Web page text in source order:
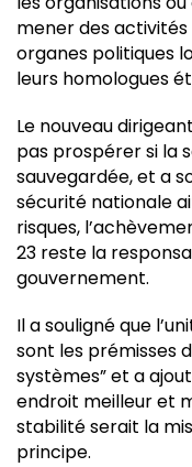
mener des
organes politiques
leurs homologues
Le nouveau
pas prospérer si la
sauvegardée, et a
sécurité nationale
risques,
23 reste la
gouvernement.
Il a souligné que
sont les prémisses
systèmes” et a
endroit meilleur et
stabilité serait la
principe.